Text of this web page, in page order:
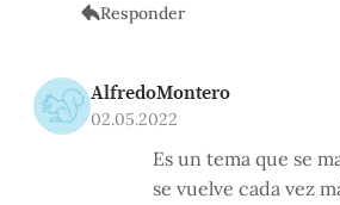
Responder
AlfredoMontero
02.05.2022
Es un tema que se
se vuelve cada vez